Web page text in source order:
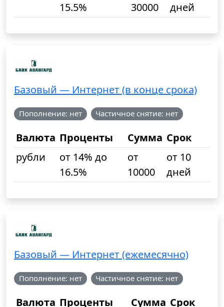
15.5%
30000
дней
Базовый — Интернет (в конце срока)
Пополнение: нет Частичное снятие: нет
Валюта Проценты Сумма Срок
рубли
от 14% до
16.5%
от
10000
от 10
дней
Базовый — Интернет (ежемесячно)
Пополнение: нет Частичное снятие: нет
Валюта Проценты Сумма Срок